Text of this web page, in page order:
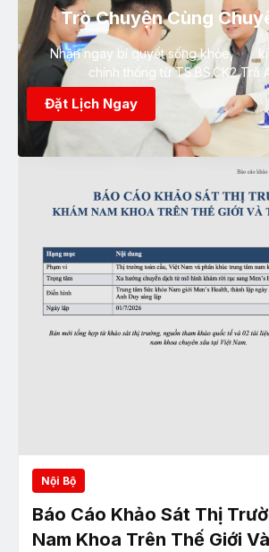
Trò Chuyện Cùng
Nhận ngay bí quyết sống khỏe,
chính thống từ TS.BS.CK2 Trà
Đặt Lịch Ngay
Nội Bộ
Báo Cáo Khảo Sát Thị
Nam Khoa Trên Thế Giới